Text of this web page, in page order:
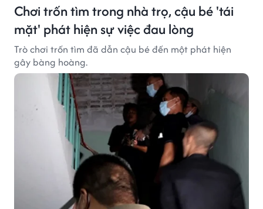
Chơi trốn tìm trong nhà trọ, cậu bé 'tái
mặt' phát hiện sự việc đau lòng
Trò chơi trốn tìm đã dẫn cậu bé đến một phát hiện
gây bàng hoàng.